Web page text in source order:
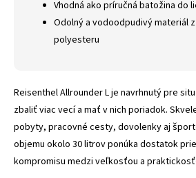
Vhodná ako príručná batožina do
Odolný a vodoodpudivý materiál
polyesteru
Reisenthel Allrounder L je navrhnutý pre
zbaliť viac vecí a mať v nich poriadok.
pobyty, pracovné cesty, dovolenky aj
objemu okolo 30 litrov ponúka dostatok
kompromisu medzi veľkosťou a